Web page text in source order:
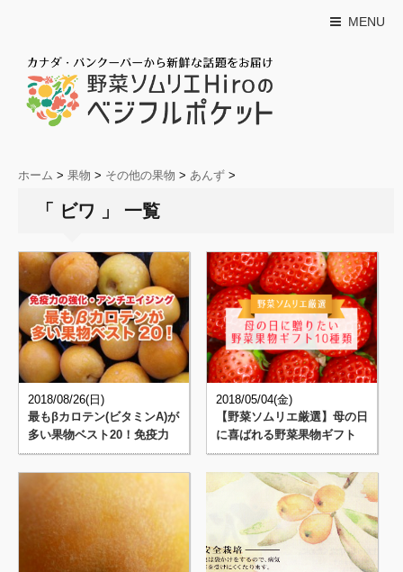
MENU
ホーム > 果物 > その他の果物 > あんず >
「 ビワ 」 一覧
2018/08/26(日)
最もβカロテン(ビタミンA)が
多い果物ベスト20！免疫力
の強化・アンチエイジング
2018/05/04(金)
【野菜ソムリエ厳選】母の日
に喜ばれる野菜果物ギフト
10とその理由